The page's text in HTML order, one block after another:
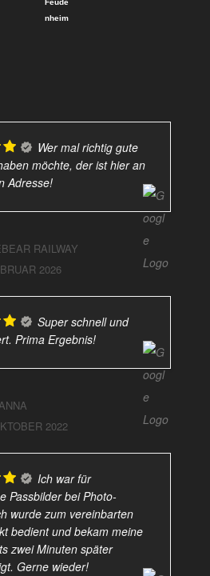
Wer mal richtig gute
möchte, der ist hier an
Adresse!
RAILWAY
2026
Super schnell und
Prima Ergebnis!
2022
Ich war für
Passbilder bei Photo-
wurde zum vereinbarten
bedient und bekam meine
zwei Minuten später
Gerne wieder!